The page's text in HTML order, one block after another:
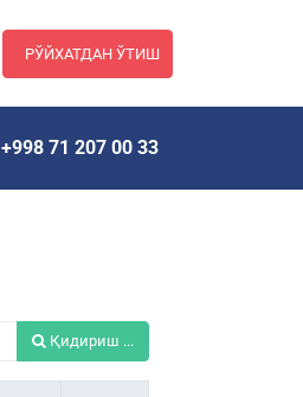
РЎЙХАТДАН ЎТИШ
+998 71 207 00 33
Қидириш ...